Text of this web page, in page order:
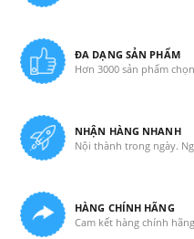
ĐA DẠNG SẢN PHẨM
Hơn 3000 sản phẩm
NHẬN HÀNG NHANH
Nội thành trong ngày.
HÀNG CHÍNH HÃNG
Cam kết hàng chính